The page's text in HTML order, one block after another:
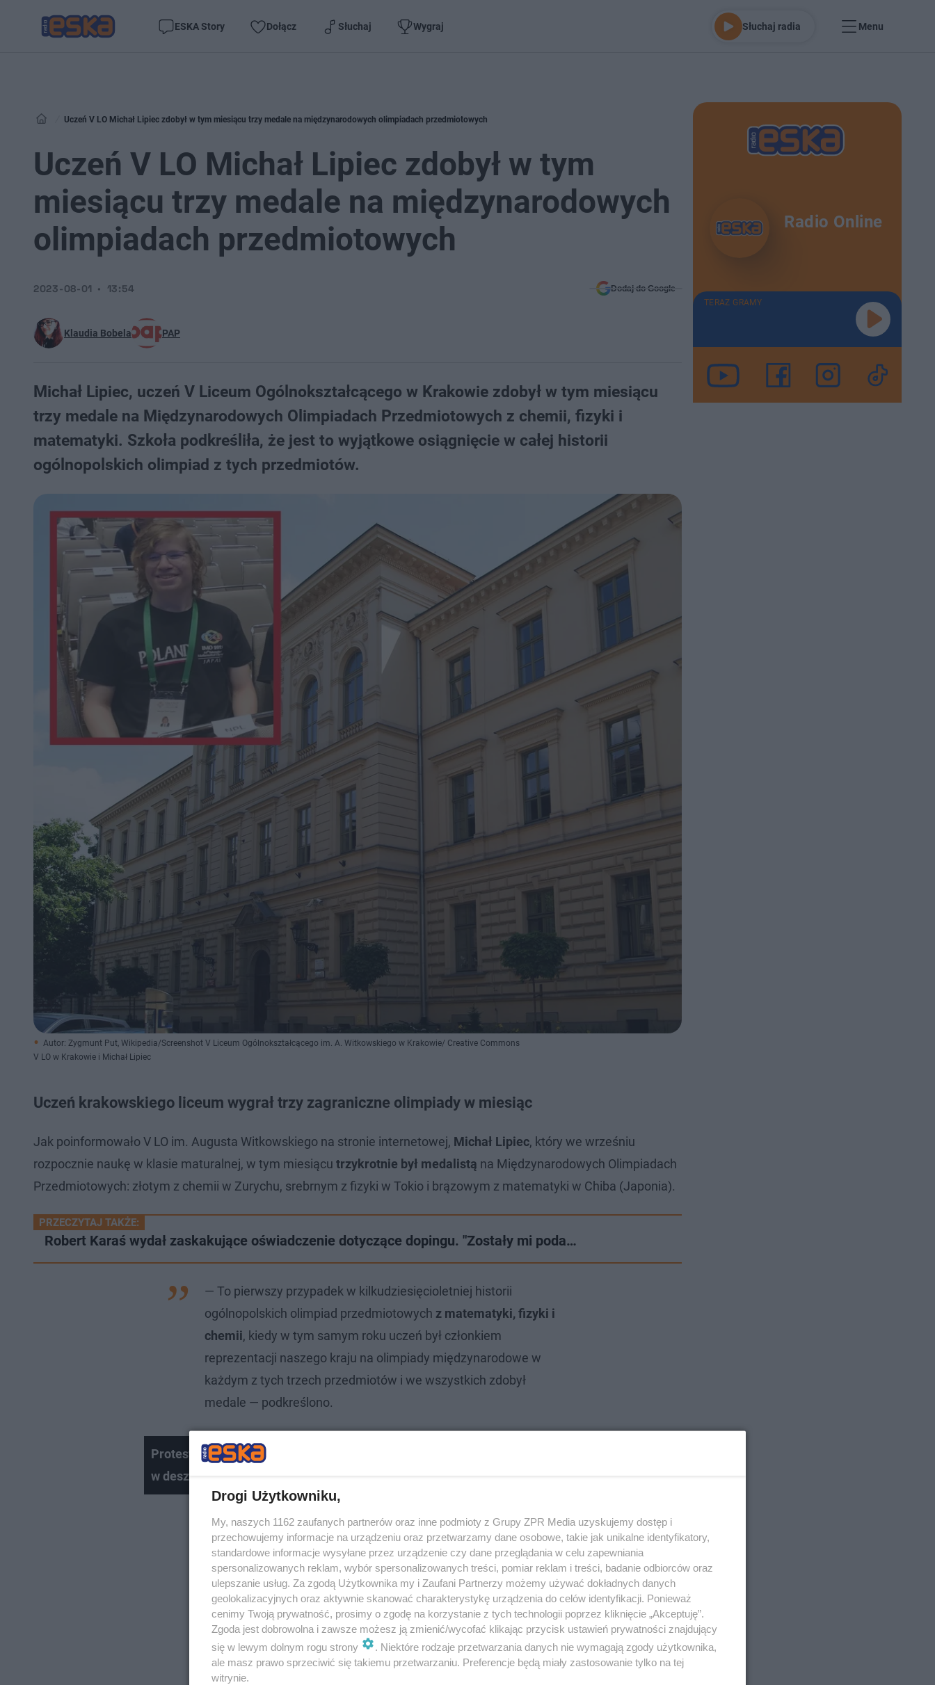
ESKA Story Dołącz Słuchaj Wygraj Słuchaj radia Menu
Uczeń V LO Michał Lipiec zdobył w tym miesiącu trzy medale na międzynarodowych olimpiadach przedmiotowych
Uczeń V LO Michał Lipiec zdobył w tym
miesiącu trzy medale na międzynarodowych
olimpiadach przedmiotowych
Klaudia Bobela PAP
2023-08-01 13:54 Dodaj do Google
Michał Lipiec, uczeń V Liceum Ogólnokształcącego w Krakowie zdobył w tym miesiącu
trzy medale na Międzynarodowych Olimpiadach Przedmiotowych z chemii, fizyki i
matematyki. Szkoła podkreśliła, że jest to wyjątkowe osiągnięcie w całej historii
ogólnopolskich olimpiad z tych przedmiotów.
Autor: Zygmunt Put, Wikipedia/Screenshot V Liceum Ogólnokształcącego im. A. Witkowskiego w Krakowie/ Creative Commons
V LO w Krakowie i Michał Lipiec
Uczeń krakowskiego liceum wygrał trzy zagraniczne olimpiady w miesiąc
Jak poinformowało V LO im. Augusta Witkowskiego na stronie internetowej, Michał Lipiec, który we wrześniu
rozpocznie naukę w klasie maturalnej, w tym miesiącu trzykrotnie był medalistą na Międzynarodowych Olimpiadach
Przedmiotowych: złotym z chemii w Zurychu, srebrnym z fizyki w Tokio i brązowym z matematyki w Chiba (Japonia).
PRZECZYTAJ TAKŻE:
Robert Karaś wydał zaskakujące oświadczenie dotyczące dopingu. "Zostały mi poda…
— To pierwszy przypadek w kilkudziesięcioletniej historii
ogólnopolskich olimpiad przedmiotowych z matematyki, fizyki i
chemii, kiedy w tym samym roku uczeń był członkiem
reprezentacji naszego kraju na olimpiady międzynarodowe w
każdym z tych trzech przedmiotów i we wszystkich zdobył
medale — podkreślono.
Protest w Krakowie "Solidarnie z Joanną", 25.07.2023. Tłumy krakowian
w deszczu wspierały panią Joannę pod komisariatem policji
Radio Online
TERAZ GRAMY
Drogi Użytkowniku,
My, naszych 1162 zaufanych partnerów oraz inne podmioty z Grupy ZPR Media uzyskujemy dostęp i
przechowujemy informacje na urządzeniu oraz przetwarzamy dane osobowe, takie jak unikalne identyfikatory,
standardowe informacje wysyłane przez urządzenie czy dane przeglądania w celu zapewniania
spersonalizowanych reklam, wybór spersonalizowanych treści, pomiar reklam i treści, badanie odbiorców oraz
ulepszanie usług. Za zgodą Użytkownika my i Zaufani Partnerzy możemy używać dokładnych danych
geolokalizacyjnych oraz aktywnie skanować charakterystykę urządzenia do celów identyfikacji. Ponieważ
cenimy Twoją prywatność, prosimy o zgodę na korzystanie z tych technologii poprzez kliknięcie „Akceptuję”.
Zgoda jest dobrowolna i zawsze możesz ją zmienić/wycofać klikając przycisk ustawień prywatności znajdujący
się w lewym dolnym rogu strony
. Niektóre rodzaje przetwarzania danych nie wymagają zgody użytkownika,
ale masz prawo sprzeciwić się takiemu przetwarzaniu. Preferencje będą miały zastosowanie tylko na tej
witrynie.